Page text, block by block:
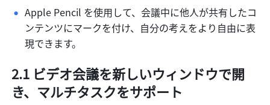
Apple Pencil を使用して、会議中に他人が共有したコ
ンテンツにマークを付け、自分の考えをより自由に表
現できます。
2.1 ビデオ会議を新しいウィンドウで開
き、マルチタスクをサポート